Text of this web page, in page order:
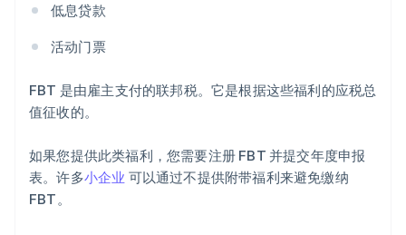
低息贷款
活动门票
FBT 是由雇主支付的联邦税。它是根据这些福利的应税总
值征收的。
如果您提供此类福利，您需要注册 FBT 并提交年度申报
表。许多小企业 可以通过不提供附带福利来避免缴纳
FBT。